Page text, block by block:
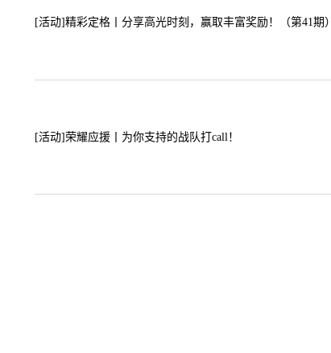
[活动]精彩定格丨分享高光时刻，赢取丰富奖励！（第41期）
[活动]荣耀应援丨为你支持的战队打call！